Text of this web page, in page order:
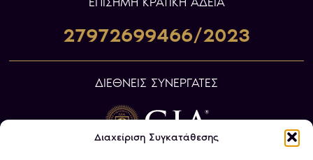
Διαχείριση Συγκατάθεσης
27972699466/2023
ΔΙΕΘΝΕΙΣ ΣΥΝΕΡΓΑΤΕΣ